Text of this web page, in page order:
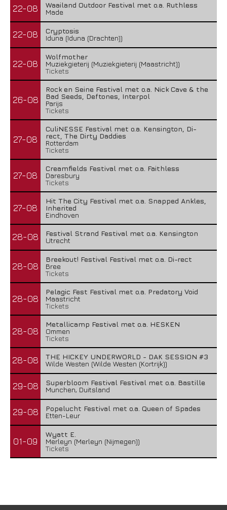
22-08
Waailand Outdoor Festival met o.a. Ruthless
Made
22-08
Cryptosis
Iduna (Iduna (Drachten))
22-08
Wolfmother
Muziekgieterij (Muziekgieterij (Maastricht))
Tickets
26-08
Rock en Seine Festival met o.a. Nick Cave & the
Bad Seeds, Deftones, Interpol
Parijs
Tickets
27-08
CuliNESSE Festival met o.a. Kensington, Di-
rect, The Dirty Daddies
Rotterdam
Tickets
27-08
Creamfields Festival met o.a. Faithless
Daresbury
Tickets
27-08
Hit The City Festival met o.a. Snapped Ankles,
Inherited
Eindhoven
28-08
Festival Strand Festival met o.a. Kensington
Utrecht
28-08
Breekout! Festival Festival met o.a. Di-rect
Bree
Tickets
28-08
Pelagic Fest Festival met o.a. Predatory Void
Maastricht
Tickets
28-08
Metallicamp Festival met o.a. HESKEN
Ommen
Tickets
28-08
THE HICKEY UNDERWORLD - DAK SESSION #3
Wilde Westen (Wilde Westen (Kortrijk))
29-08
Superbloom Festival Festival met o.a. Bastille
Munchen, Duitsland
29-08
Popelucht Festival met o.a. Queen of Spades
Etten-Leur
01-09
Wyatt E.
Merleyn (Merleyn (Nijmegen))
Tickets